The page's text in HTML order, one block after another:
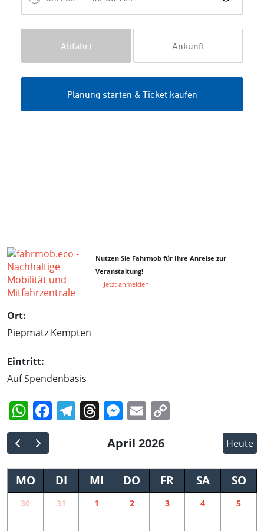
Nutzen Sie Fahrmob für Ihre Anreise zur
Veranstaltung!
→ Jetzt anmelden
Ort:
Piepmatz Kempten
Eintritt:
Auf Spendenbasis
WhatsApp
Facebook
Telegram
Threads
Messenger
Email
April 2026 Heute
MO DI MI DO FR SA SO
30 31 1 2 3 4 5